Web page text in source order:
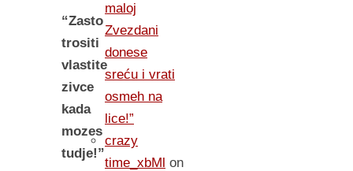
“Zasto
trositi
vlastite
zivce
kada
mozes
tudje!”
maloj
Zvezdani
donese
sreću i vrati
osmeh na
lice!”
crazy
time_xbMl on